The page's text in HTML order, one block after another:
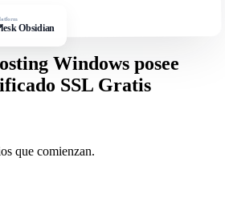
Obsidian
Windows posee
SSL Gratis
que comienzan.